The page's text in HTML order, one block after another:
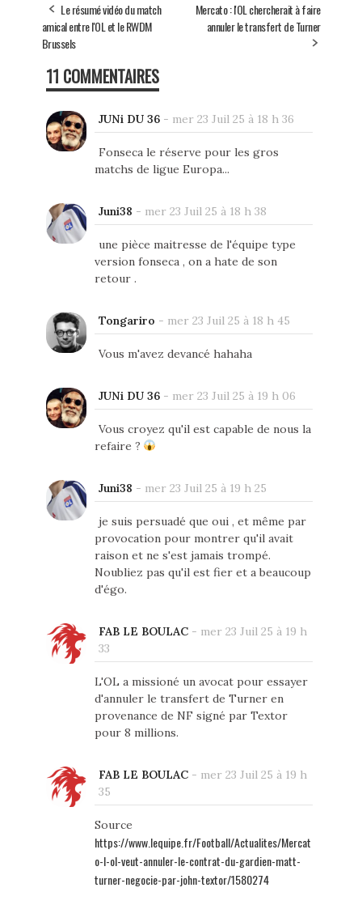
Le résumé vidéo du match
amical entre l'OL et le RWDM
Brussels
Mercato : l'OL chercherait à faire
annuler le transfert de Turner
11 COMMENTAIRES
JUNi DU 36- mer 23 Juil 25 à 18 h 36
Fonseca le réserve pour les gros
matchs de ligue Europa...
Juni38 - mer 23 Juil 25 à 18 h 38
une pièce maitresse de l'équipe type
version fonseca , on a hate de son
retour .
Tongariro - mer 23 Juil 25 à 18 h 45
Vous m'avez devancé hahaha
JUNi DU 36- mer 23 Juil 25 à 19 h 06
Vous croyez qu'il est capable de nous la
refaire ?
Juni38 - mer 23 Juil 25 à 19 h 25
je suis persuadé que oui , et même par
provocation pour montrer qu'il avait
raison et ne s'est jamais trompé.
Noubliez pas qu'il est fier et a beaucoup
d'égo.
FAB LE BOULAC- mer 23 Juil 25 à 19 h
33
L'OL a missioné un avocat pour essayer
d'annuler le transfert de Turner en
provenance de NF signé par Textor
pour 8 millions.
FAB LE BOULAC- mer 23 Juil 25 à 19 h
35
Source
https://www.lequipe.fr/Football/Actualites/Mercat
o-l-ol-veut-annuler-le-contrat-du-gardien-matt-
turner-negocie-par-john-textor/1580274